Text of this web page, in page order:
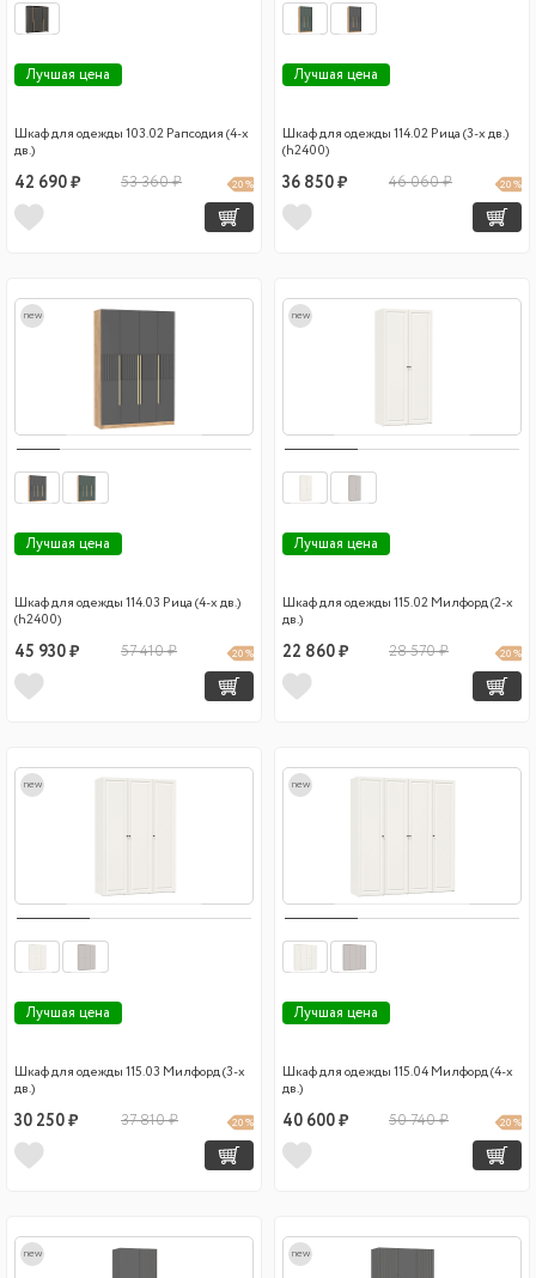
Лучшая цена
Шкаф для одежды 103.02 Рапсодия (4-х
дв.)
42 690 ₽ 53 360 ₽ 20 %
Лучшая цена
Шкаф для одежды 114.02 Рица (3-х дв.)
(h2400)
36 850 ₽ 46 060 ₽ 20 %
new
Лучшая цена
Шкаф для одежды 114.03 Рица (4-х дв.)
(h2400)
45 930 ₽ 57 410 ₽ 20 %
new
Лучшая цена
Шкаф для одежды 115.02 Милфорд (2-х
дв.)
22 860 ₽ 28 570 ₽ 20 %
new
Лучшая цена
Шкаф для одежды 115.03 Милфорд (3-х
дв.)
30 250 ₽ 37 810 ₽ 20 %
new
Лучшая цена
Шкаф для одежды 115.04 Милфорд (4-х
дв.)
40 600 ₽ 50 740 ₽ 20 %
new new